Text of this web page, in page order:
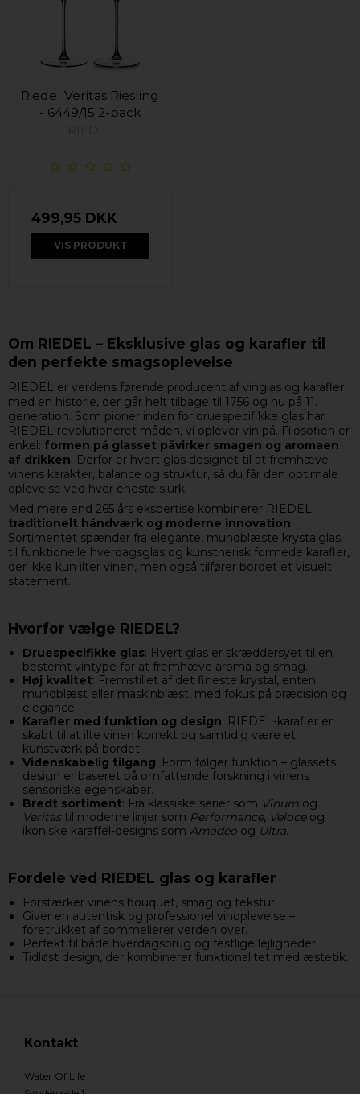
Riedel Veritas Riesling
- 6449/15 2-pack
RIEDEL
499,95 DKK
VIS PRODUKT
Om RIEDEL – Eksklusive glas og karafler til
den perfekte smagsoplevelse
RIEDEL er verdens førende producent af vinglas og karafler
med en historie, der går helt tilbage til 1756 og nu på 11.
generation. Som pioner inden for druespecifikke glas har
RIEDEL revolutioneret måden, vi oplever vin på. Filosofien er
enkel: formen på glasset påvirker smagen og aromaen
af drikken. Derfor er hvert glas designet til at fremhæve
vinens karakter, balance og struktur, så du får den optimale
oplevelse ved hver eneste slurk.
Med mere end 265 års ekspertise kombinerer RIEDEL
traditionelt håndværk og moderne innovation.
Sortimentet spænder fra elegante, mundblæste krystalglas
til funktionelle hverdagsglas og kunstnerisk formede karafler,
der ikke kun ilter vinen, men også tilfører bordet et visuelt
statement.
Hvorfor vælge RIEDEL?
Druespecifikke glas: Hvert glas er skræddersyet til en
bestemt vintype for at fremhæve aroma og smag.
Høj kvalitet: Fremstillet af det fineste krystal, enten
mundblæst eller maskinblæst, med fokus på præcision og
elegance.
Karafler med funktion og design: RIEDEL-karafler er
skabt til at ilte vinen korrekt og samtidig være et
kunstværk på bordet.
Videnskabelig tilgang: Form følger funktion – glassets
design er baseret på omfattende forskning i vinens
sensoriske egenskaber.
Bredt sortiment: Fra klassiske serier som Vinumog
Veritastil moderne linjer som Performance, Veloceog
ikoniske karaffel-designs som Amadeoog Ultra.
Fordele ved RIEDEL glas og karafler
Forstærker vinens bouquet, smag og tekstur.
Giver en autentisk og professionel vinoplevelse –
foretrukket af sommelierer verden over.
Perfekt til både hverdagsbrug og festlige lejligheder.
Tidløst design, der kombinerer funktionalitet med æstetik.
Kontakt
Water Of Life